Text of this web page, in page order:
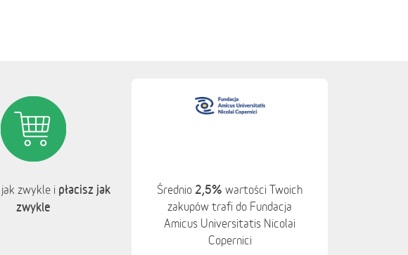
jak zwykle i płacisz jak
zwykle
Średnio 2,5% wartości Twoich
zakupów trafi do Fundacja
Amicus Universitatis Nicolai
Copernici